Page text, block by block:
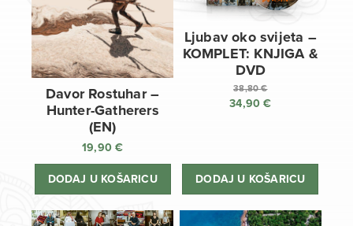
Davor Rostuhar –
Hunter-Gatherers
(EN)
19,90€
DODAJ U KOŠARICU
Ljubav oko svijeta –
KOMPLET: KNJIGA &
DVD
38,80€
Izvorna
38,80 €.
34,90€
34,90 €.
DODAJ U KOŠARICU